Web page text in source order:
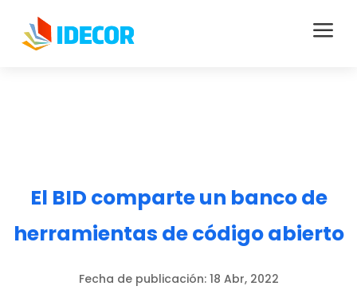
a
El BID comparte un banco de
herramientas de código abierto
Fecha de publicación: 18 Abr, 2022